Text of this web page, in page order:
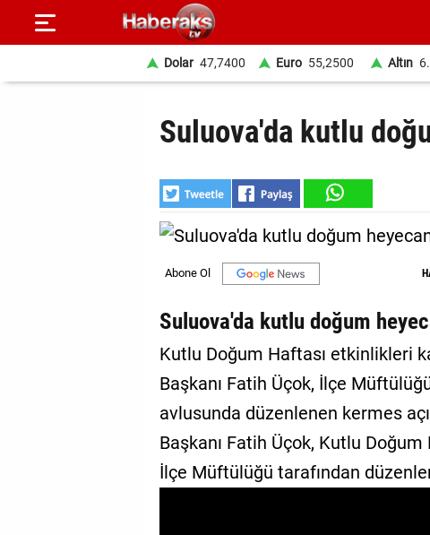
Dolar 47,7400 Euro 55,2500 Altın
Suluova'da kutlu
Suluova'da kutlu doğum
Kutlu Doğum Haftası etkinlikleri
Başkanı Fatih Üçok, İlçe
avlusunda düzenlenen kermes
Başkanı Fatih Üçok, Kutlu
İlçe Müftülüğü tarafından